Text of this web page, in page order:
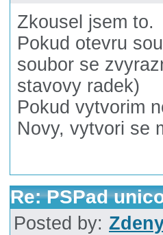
Zkousel jsem to.
Pokud otevru
soubor se
stavovy radek)
Pokud vytvorim
Novy, vytvori se
Re: PSPad
Posted by: